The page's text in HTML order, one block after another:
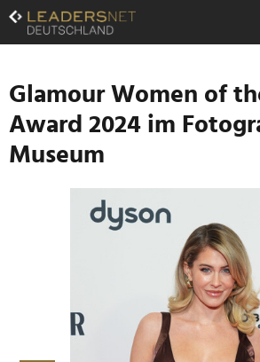
Zum
Inhalt
Zur
Navigation
Zur
Hauptnavigation
Glamour Women of
Award 2024 im
Museum